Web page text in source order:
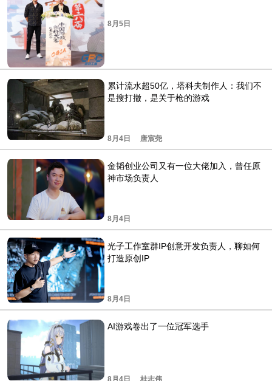
8月5日
累计流水超50亿，塔科夫制作人：我们不
是搜打撤，是关于枪的游戏
8月4日 唐宸尧
金韬创业公司又有一位大佬加入，曾任原
神市场负责人
8月4日
光子工作室群IP创意开发负责人，聊如何
打造原创IP
8月4日
AI游戏卷出了一位冠军选手
8月4日 桂志伟